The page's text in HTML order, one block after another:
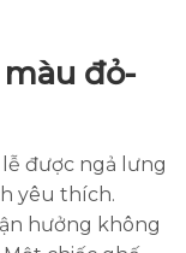
đỏ-
được ngả lưng
yêu thích.
hưởng không